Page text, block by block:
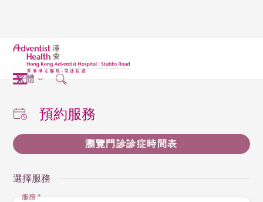
繁體
預約服務
瀏覽門診診症時間表
選擇服務
服務*